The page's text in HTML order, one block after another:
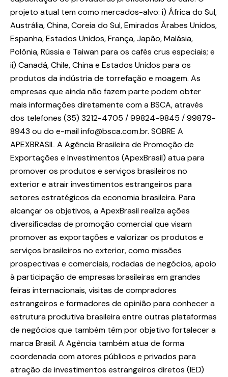
projeto atual tem como mercados-alvo: i) África do Sul,
Austrália, China, Coreia do Sul, Emirados Árabes Unidos,
Espanha, Estados Unidos, França, Japão, Malásia,
Polônia, Rússia e Taiwan para os cafés crus especiais; e
ii) Canadá, Chile, China e Estados Unidos para os
produtos da indústria de torrefação e moagem. As
empresas que ainda não fazem parte podem obter
mais informações diretamente com a BSCA, através
dos telefones (35) 3212-4705 / 99824-9845 / 99879-
8943 ou do e-mail info@bsca.com.br. SOBRE A
APEXBRASIL A Agência Brasileira de Promoção de
Exportações e Investimentos (ApexBrasil) atua para
promover os produtos e serviços brasileiros no
exterior e atrair investimentos estrangeiros para
setores estratégicos da economia brasileira. Para
alcançar os objetivos, a ApexBrasil realiza ações
diversificadas de promoção comercial que visam
promover as exportações e valorizar os produtos e
serviços brasileiros no exterior, como missões
prospectivas e comerciais, rodadas de negócios, apoio
à participação de empresas brasileiras em grandes
feiras internacionais, visitas de compradores
estrangeiros e formadores de opinião para conhecer a
estrutura produtiva brasileira entre outras plataformas
de negócios que também têm por objetivo fortalecer a
marca Brasil. A Agência também atua de forma
coordenada com atores públicos e privados para
atração de investimentos estrangeiros diretos (IED)